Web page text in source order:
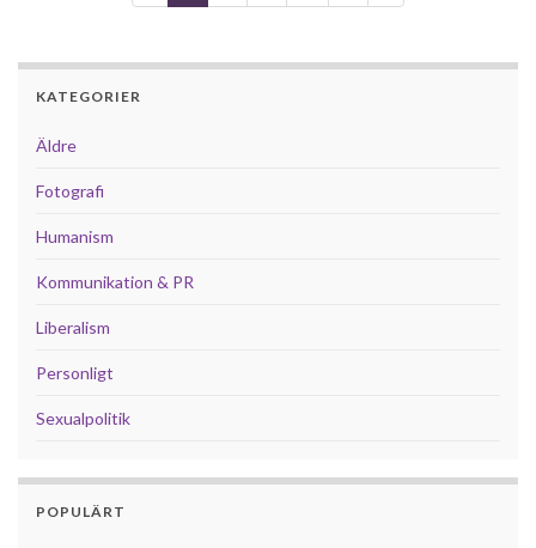
KATEGORIER
Äldre
Fotografi
Humanism
Kommunikation & PR
Liberalism
Personligt
Sexualpolitik
POPULÄRT